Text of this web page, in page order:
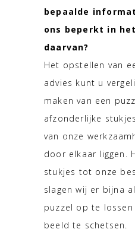
bepaalde
ons beperkt in
daarvan?
Het opstellen van
advies kunt u
maken van een
afzonderlijke
van onze
door elkaar liggen.
stukjes tot onze
slagen wij er bijna
puzzel op te
beeld te schetsen.